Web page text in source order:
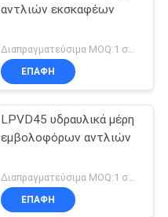
αντλιών εκσκαφέων
ΕΠΑΦΉ
LPVD45 υδραυλικά μέρη
εμβολοφόρων αντλιών
ΕΠΑΦΉ